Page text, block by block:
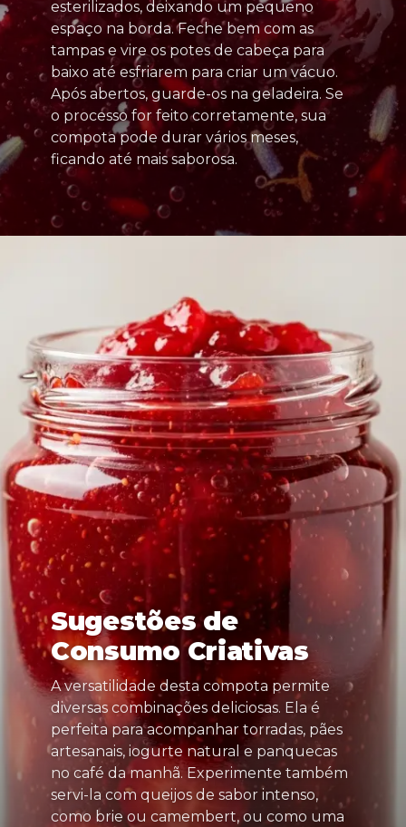
esterilizados, deixando um pequeno
espaço na borda. Feche bem com as
tampas e vire os potes de cabeça para
baixo até esfriarem para criar um vácuo.
Após abertos, guarde-os na geladeira. Se
o processo for feito corretamente, sua
compota pode durar vários meses,
ficando até mais saborosa.
Sugestões de
Consumo Criativas
A versatilidade desta compota permite
diversas combinações deliciosas. Ela é
perfeita para acompanhar torradas, pães
artesanais, iogurte natural e panquecas
no café da manhã. Experimente também
servi-la com queijos de sabor intenso,
como brie ou camembert, ou como uma